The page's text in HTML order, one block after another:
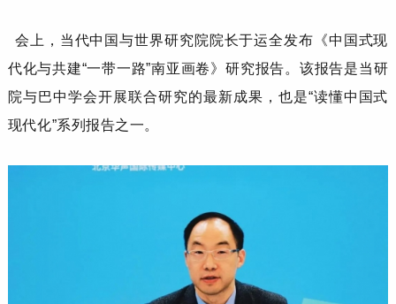
会上， 当代中国与世界研究院院长于运全发布 《中国式现
代化与共建“一带一路”南亚画卷》 研究报告。 该报告是当研
院与巴中学会开展联合研究的最新成果 ， 也是“读懂中国式
现代化”系列报告之一。